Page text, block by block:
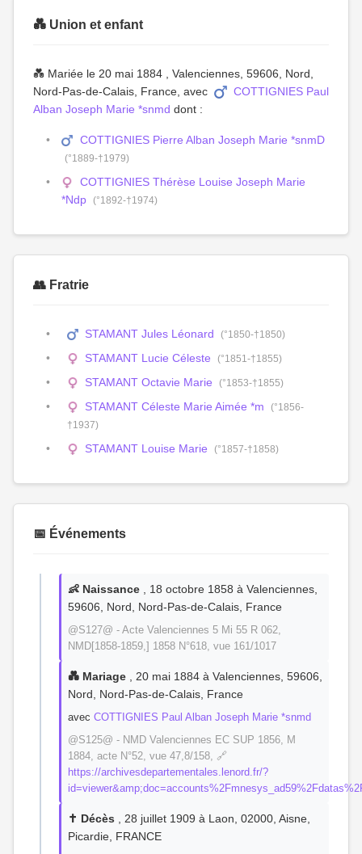
💑 Union et enfant
💑 Mariée le 20 mai 1884 , Valenciennes, 59606, Nord,
Nord-Pas-de-Calais, France, avec
COTTIGNIES Paul
Alban Joseph Marie *snmd dont :
COTTIGNIES Pierre Alban Joseph Marie *snmD
(°1889-†1979)
COTTIGNIES Thérèse Louise Joseph Marie
*Ndp (°1892-†1974)
👥 Fratrie
STAMANT Jules Léonard (°1850-†1850)
STAMANT Lucie Céleste (°1851-†1855)
STAMANT Octavie Marie (°1853-†1855)
STAMANT Céleste Marie Aimée *m
(°1856-
†1937)
STAMANT Louise Marie (°1857-†1858)
📅 Événements
👶 Naissance , 18 octobre 1858 à Valenciennes,
59606, Nord, Nord-Pas-de-Calais, France
@S127@ - Acte Valenciennes 5 Mi 55 R 062,
NMD[1858-1859,] 1858 N°618, vue 161/1017
💑 Mariage , 20 mai 1884 à Valenciennes, 59606,
Nord, Nord-Pas-de-Calais, France
avec COTTIGNIES Paul Alban Joseph Marie *snmd
@S125@ - NMD Valenciennes EC SUP 1856, M
1884, acte N°52, vue 47,8/158, 🔗
https://archivesdepartementales.lenord.fr/?
✝️ Décès , 28 juillet 1909 à Laon, 02000, Aisne,
Picardie, FRANCE